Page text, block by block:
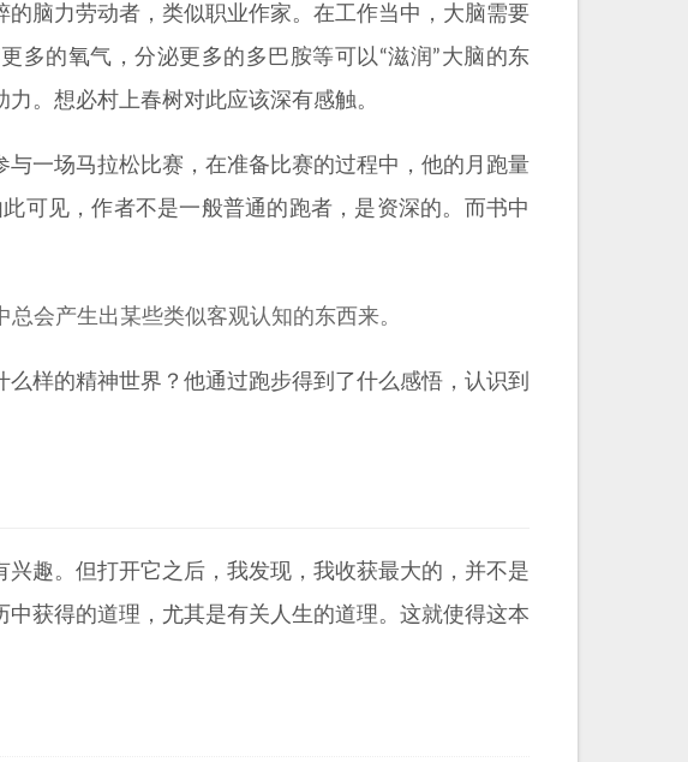
脑力劳动者，类似职业作家。在工作当中，大脑需要
多的氧气，分泌更多的多巴胺等可以“滋润”大脑的东
。想必村上春树对此应该深有感触。
一场马拉松比赛，在准备比赛的过程中，他的月跑量
可见，作者不是一般普通的跑者，是资深的。而书中
会产生出某些类似客观认知的东西来。
样的精神世界？他通过跑步得到了什么感悟，认识到
趣。但打开它之后，我发现，我收获最大的，并不是
获得的道理，尤其是有关人生的道理。这就使得这本